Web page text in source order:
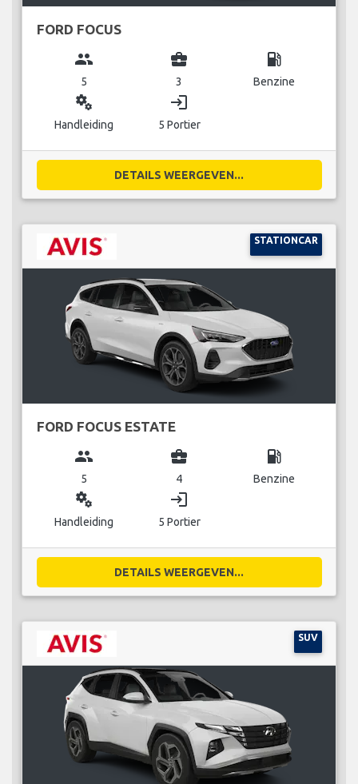
FORD FOCUS
group
5
business_center
3
local_gas_station
Benzine
miscellaneous_services
Handleiding
login
5 Portier
DETAILS WEERGEVEN...
STATIONCAR
FORD FOCUS ESTATE
group
5
business_center
4
local_gas_station
Benzine
miscellaneous_services
Handleiding
login
5 Portier
DETAILS WEERGEVEN...
SUV